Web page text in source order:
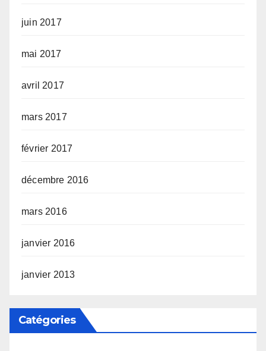
juin 2017
mai 2017
avril 2017
mars 2017
février 2017
décembre 2016
mars 2016
janvier 2016
janvier 2013
Catégories